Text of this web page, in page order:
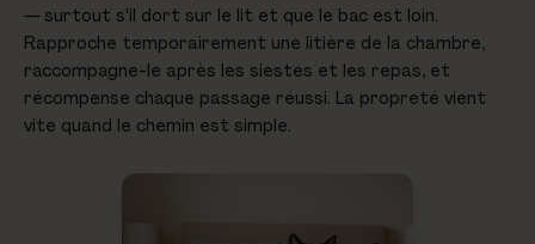
— surtout s'il dort sur le lit et que le bac est loin.
Rapproche temporairement une litière de la chambre,
raccompagne-le après les siestes et les repas, et
récompense chaque passage réussi. La propreté vient
vite quand le chemin est simple.